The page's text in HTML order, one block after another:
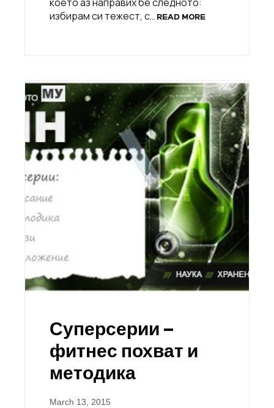
избирам си тежест, с… READ MORE
Суперсерии –
фитнес похват и
методика
March 13, 2015